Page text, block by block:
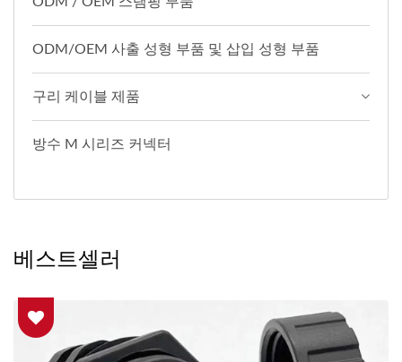
ODM/OEM 사출 성형 부품 및 삽입 성형 부품
구리 케이블 제품
방수 M 시리즈 커넥터
베스트셀러